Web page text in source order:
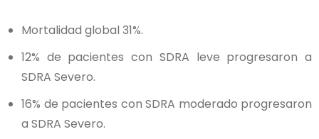
Mortalidad global 31%.
12% de pacientes con SDRA leve progresaron a
SDRA Severo.
16% de pacientes con SDRA moderado progresaron
a SDRA Severo.